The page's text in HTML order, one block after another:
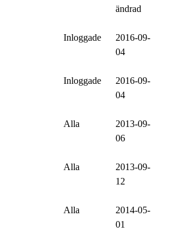
ändrad
Inloggade
2016-09-
04
Inloggade
2016-09-
04
Alla
2013-09-
06
Alla
2013-09-
12
Alla
2014-05-
01